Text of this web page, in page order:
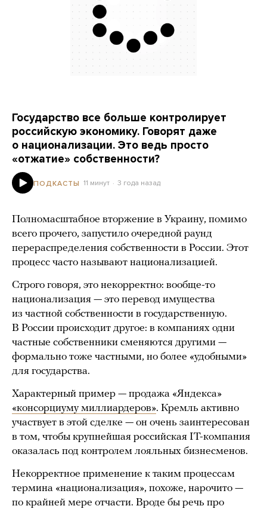
Государство все больше контролирует
российскую экономику. Говорят даже
о национализации. Это ведь просто
«отжатие» собственности?
ПОДКАСТЫ 11 минут 3 года назад
Полномасштабное вторжение в Украину, помимо
всего прочего, запустило очередной раунд
перераспределения собственности в России. Этот
процесс часто называют национализацией.
Строго говоря, это некорректно: вообще-то
национализация — это перевод имущества
из частной собственности в государственную.
В России происходит другое: в компаниях одни
частные собственники сменяются другими —
формально тоже частными, но более «удобными»
для государства.
Характерный пример — продажа «Яндекса»
«консорциуму миллиардеров». Кремль активно
участвует в этой сделке — он очень заинтересован
в том, чтобы крупнейшая российская IT-компания
оказалась под контролем лояльных бизнесменов.
Некорректное применение к таким процессам
термина «национализация», похоже, нарочито —
по крайней мере отчасти. Вроде бы речь про